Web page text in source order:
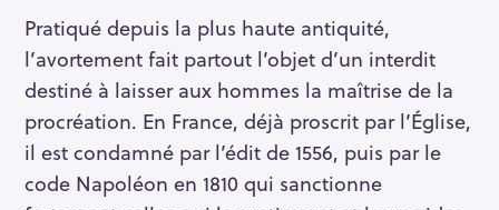
Pratiqué depuis la plus haute antiquité,
l’avortement fait partout l’objet d’un interdit
destiné à laisser aux hommes la maîtrise de la
procréation. En France, déjà proscrit par l’Église,
il est condamné par l’édit de 1556, puis par le
code Napoléon en 1810 qui sanctionne